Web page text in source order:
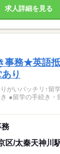
求人詳細を見る
事務★英語
り
バッチリ↑留学生サ
●留学の手続き・
務
区/太秦天神川